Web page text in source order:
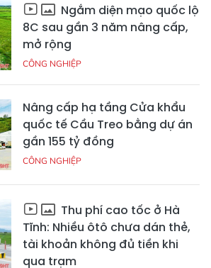
Ngắm diện mạo quốc lộ
8C sau gần 3 năm nâng cấp,
mở rộng
CÔNG NGHIỆP
Nâng cấp hạ tầng Cửa khẩu
quốc tế Cầu Treo bằng dự án
gần 155 tỷ đồng
CÔNG NGHIỆP
Thu phí cao tốc ở Hà
Tĩnh: Nhiều ôtô chưa dán thẻ,
tài khoản không đủ tiền khi
qua trạm